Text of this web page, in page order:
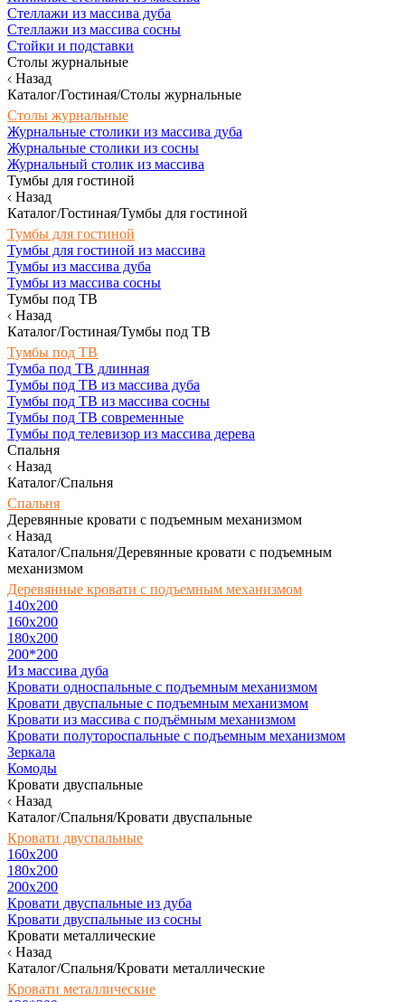
Стеллажи из массива дуба
Стеллажи из массива сосны
Стойки и подставки
Столы журнальные
Назад
Каталог/Гостиная/Столы журнальные
Столы журнальные
Журнальные столики из массива дуба
Журнальные столики из сосны
Журнальный столик из массива
Тумбы для гостиной
Назад
Каталог/Гостиная/Тумбы для гостиной
Тумбы для гостиной
Тумбы для гостиной из массива
Тумбы из массива дуба
Тумбы из массива сосны
Тумбы под ТВ
Назад
Каталог/Гостиная/Тумбы под ТВ
Тумбы под ТВ
Тумба под ТВ длинная
Тумбы под ТВ из массива дуба
Тумбы под ТВ из массива сосны
Тумбы под ТВ современные
Тумбы под телевизор из массива дерева
Спальня
Назад
Каталог/Спальня
Спальня
Деревянные кровати с подъемным механизмом
Назад
Каталог/Спальня/Деревянные кровати с подъемным
механизмом
Деревянные кровати с подъемным механизмом
140x200
160х200
180х200
200*200
Из массива дуба
Кровати односпальные с подъемным механизмом
Кровати двуспальные с подъемным механизмом
Кровати из массива с подъёмным механизмом
Кровати полутороспальные с подъемным механизмом
Зеркала
Комоды
Кровати двуспальные
Назад
Каталог/Спальня/Кровати двуспальные
Кровати двуспальные
160х200
180x200
200x200
Кровати двуспальные из дуба
Кровати двуспальные из сосны
Кровати металлические
Назад
Каталог/Спальня/Кровати металлические
Кровати металлические